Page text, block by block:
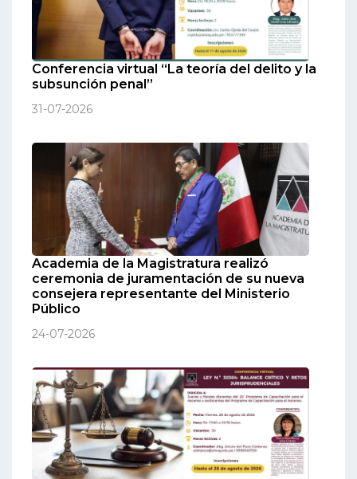
Conferencia virtual “La teoría del delito y la
subsunción penal”
31-07-2026
Academia de la Magistratura realizó
ceremonia de juramentación de su nueva
consejera representante del Ministerio
Público
24-07-2026